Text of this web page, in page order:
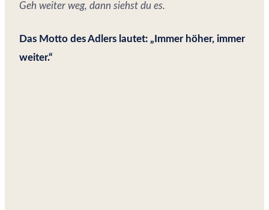
Geh weiter weg, dann siehst du es.
Das Motto des Adlers lautet: „Immer höher, immer
weiter.“